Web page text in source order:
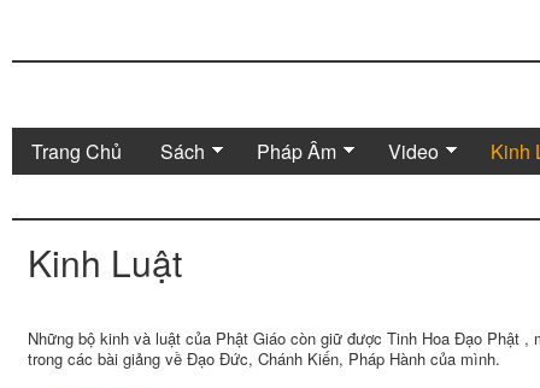
Trang Chủ Sách Pháp Âm Video Kinh
Kinh Luật
Những bộ kinh và luật của Phật Giáo còn giữ được Tinh Hoa Đạo Phật ,
trong các bài giảng về Đạo Đức, Chánh Kiến, Pháp Hành của mình.